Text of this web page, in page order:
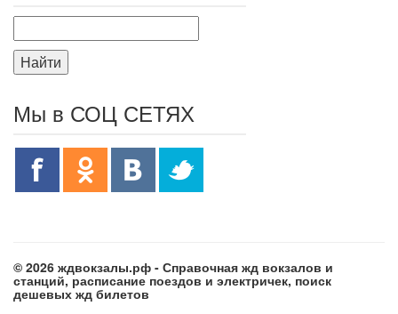
Найти
Мы в СОЦ СЕТЯХ
© 2026 ждвокзалы.рф - Справочная жд вокзалов и
станций, расписание поездов и электричек, поиск
дешевых жд билетов